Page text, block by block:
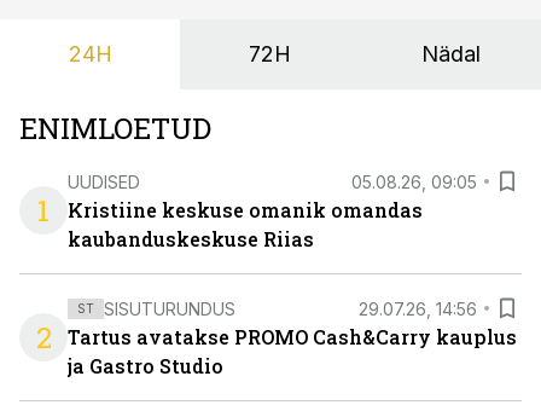
24H 72H Nädal
ENIMLOETUD
1
UUDISED 05.08.26, 09:05
Kristiine keskuse omanik omandas
kaubanduskeskuse Riias
2
ST SISUTURUNDUS 29.07.26, 14:56
Tartus avatakse PROMO Cash&Carry kauplus
ja Gastro Studio